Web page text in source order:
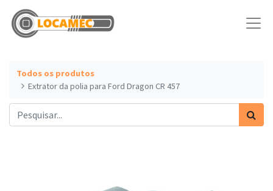
Todos os produtos
Extrator da polia para Ford Dragon CR 457